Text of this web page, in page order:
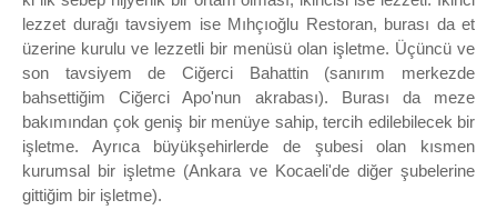
lezzet durağı tavsiyem ise Mıhçıoğlu Restoran, burası da et
üzerine kurulu ve lezzetli bir menüsü olan işletme. Üçüncü ve
son tavsiyem de Ciğerci Bahattin (sanırım merkezde
bahsettiğim Ciğerci Apo'nun akrabası). Burası da meze
bakımından çok geniş bir menüye sahip, tercih edilebilecek bir
işletme. Ayrıca büyükşehirlerde de şubesi olan kısmen
kurumsal bir işletme (Ankara ve Kocaeli'de diğer şubelerine
gittiğim bir işletme).